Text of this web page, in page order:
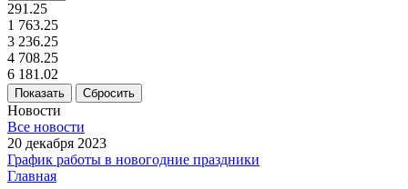
291.25
1 763.25
3 236.25
4 708.25
6 181.02
Показать Сбросить
Новости
Все новости
20 декабря 2023
График работы в новогодние праздники
Главная